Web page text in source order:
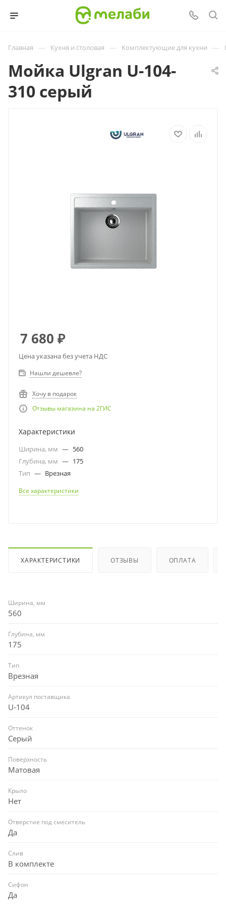
Главная — Кухня и столовая — Комплектующие для кухни —
Мойка Ulgran U-104-
310 серый
7 680 ₽
Цена указана без учета НДС
Нашли дешевле?
Хочу в подарок
Отзывы магазина на 2ГИС
Характеристики
Ширина, мм — 560
Глубина, мм — 175
Тип — Врезная
Все характеристики
ХАРАКТЕРИСТИКИ ОТЗЫВЫ ОПЛАТА
Ширина, мм
560
Глубина, мм
175
Тип
Врезная
Артикул поставщика
U-104
Оттенок
Серый
Поверхность
Матовая
Крыло
Нет
Отверстие под смеситель
Да
Слив
В комплекте
Сифон
Да